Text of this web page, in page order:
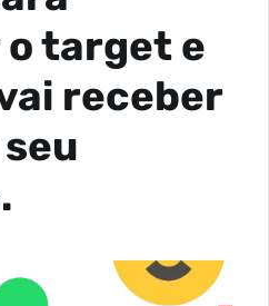
target e
receber